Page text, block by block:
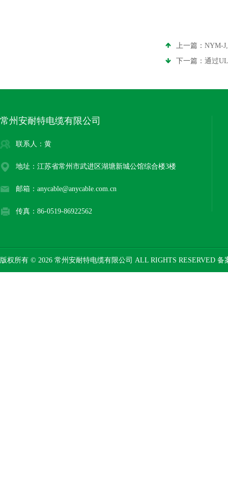
上一篇： NYM-
下一篇： 通过
常州安耐特电缆有限公司
联系人：黄
地址：江苏省常州市武进区湖塘新城公馆综合楼3楼
邮箱：anycable@anycable.com.cn
传真：86-0519-86922562
版权所有 © 2026 常州安耐特电缆有限公司 ALL RIGHTS RESERVED 备